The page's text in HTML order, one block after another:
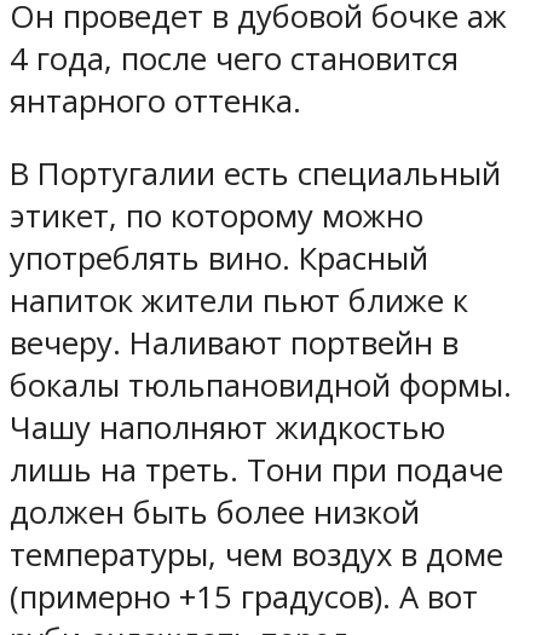
Он проведет в дубовой бочке аж
4 года, после чего становится
янтарного оттенка.
В Португалии есть специальный
этикет, по которому можно
употреблять вино. Красный
напиток жители пьют ближе к
вечеру. Наливают портвейн в
бокалы тюльпановидной формы.
Чашу наполняют жидкостью
лишь на треть. Тони при подаче
должен быть более низкой
температуры, чем воздух в доме
(примерно +15 градусов). А вот